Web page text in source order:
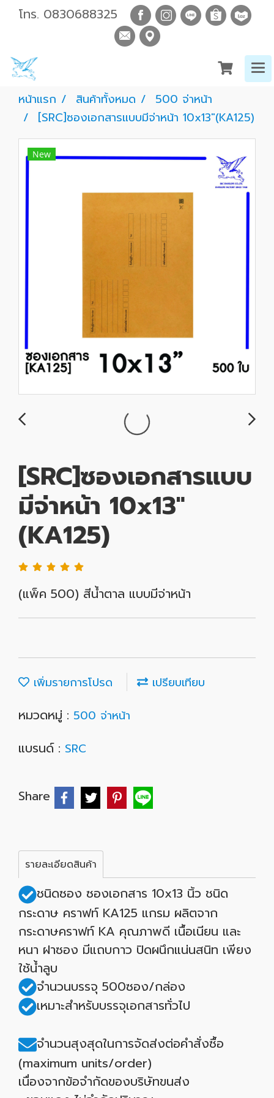
โทร. 0830688325
หน้าแรก สินค้าทั้งหมด
500 จ่าหน้า
[SRC]ซองเอกสารแบบมีจ่าหน้า 10x13"(KA125)
New
[SRC]ซองเอกสารแบบ
มีจ่าหน้า 10x13"
(KA125)
(แพ็ค 500) สีน้ำตาล แบบมีจ่าหน้า
เพิ่มรายการโปรด เปรียบเทียบ
หมวดหมู่ : 500 จ่าหน้า
แบรนด์ : SRC
Share
รายละเอียดสินค้า
ชนิดซอง ซองเอกสาร 10x13 นิ้ว ชนิด
กระดาษ คราฟท์ KA125 แกรม ผลิตจาก
กระดาษคราฟท์ KA คุณภาพดี เนื้อเนียน และ
หนา ฝาซอง มีแถบกาว ปิดผนึกแน่นสนิท เพียง
ใช้น้ำลูบ
จำนวนบรรจุ 500ซอง/กล่อง
เหมาะสำหรับบรรจุเอกสารทั่วไป
จำนวนสุงสุดในการจัดส่งต่อคำสั่งซื้อ
(maximum units/order)
เนื่องจากข้อจำกัดของบริษัทขนส่ง